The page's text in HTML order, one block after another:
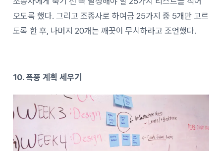
오도록 했다. 그리고 조종사로 하여금 25가지 중 5개만 고르
도록 한 후, 나머지 20개는 깨끗이 무시하라고 조언했다.
10. 폭풍 계획 세우기